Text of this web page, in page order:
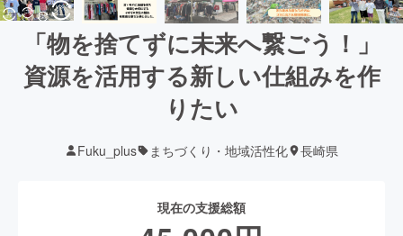
「物を捨てずに未来へ繋ごう！」
資源を活用する新しい仕組みを作
りたい
Fuku_plus まちづくり・地域活性化 長崎県
現在の支援総額